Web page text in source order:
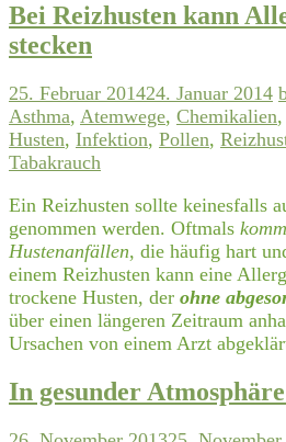
Bei Reizhusten kann
stecken
25. Februar 201424. Januar 2014
Asthma, Atemwege, Chemikalien,
Husten, Infektion, Pollen,
Tabakrauch
Ein Reizhusten sollte keinesfalls
genommen werden. Oftmals
Hustenanfällen, die häufig hart
einem Reizhusten kann eine
trockene Husten, der ohne
über einen längeren Zeitraum
Ursachen von einem Arzt
In gesunder